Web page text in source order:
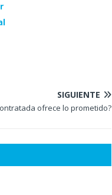
SIGUIENTE
ofrece lo prometido?